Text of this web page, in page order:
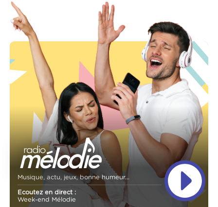
Musique, actu, jeux, bonne humeur...
Ecoutez en direct :
Week-end Mélodie